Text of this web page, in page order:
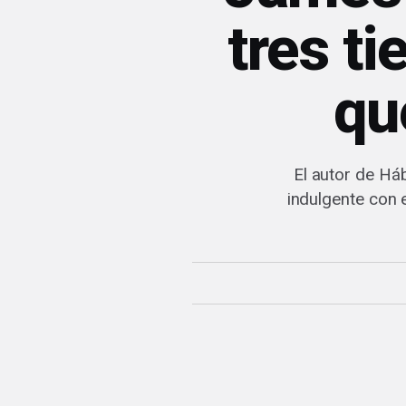
tres
El autor de
indulgente con